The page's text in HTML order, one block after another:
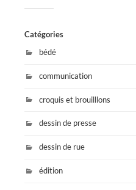
Catégories
bédé
communication
croquis et brouilllons
dessin de presse
dessin de rue
édition